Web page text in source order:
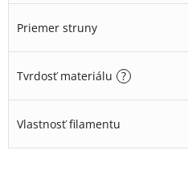
Priemer struny
Tvrdosť materiálu ?
Vlastnosť filamentu